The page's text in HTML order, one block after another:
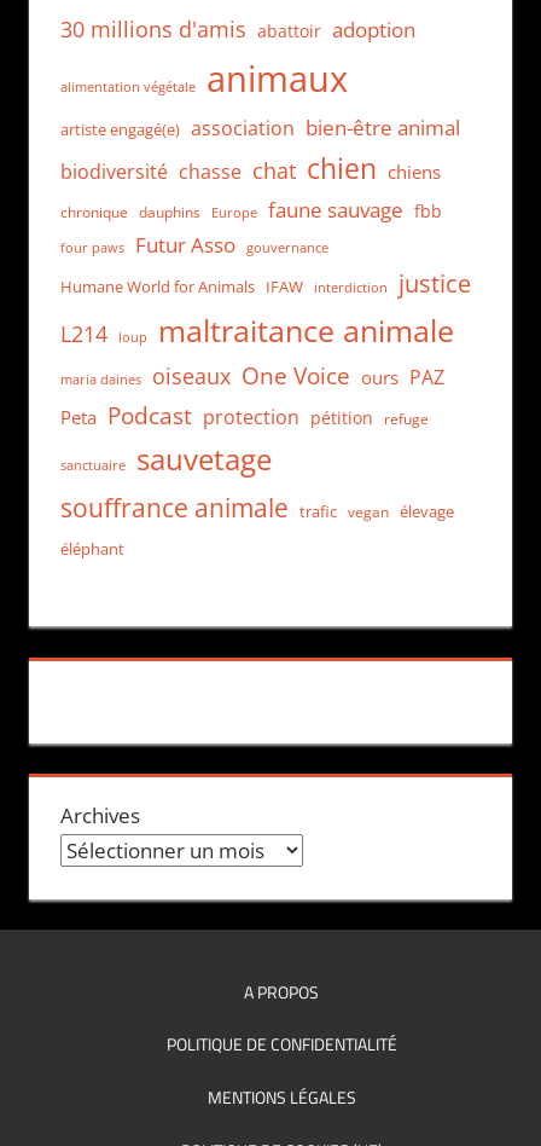
30 millions d'amis abattoir adoption
alimentation végétale animaux
artiste engagé(e) association bien-être animal
biodiversité chasse chat chien chiens
chronique dauphins Europe faune sauvage fbb
four paws Futur Asso gouvernance
Humane World for Animals IFAW interdiction justice
L214 loup maltraitance animale
maria daines oiseaux One Voice ours PAZ
Peta Podcast protection pétition refuge
sanctuaire sauvetage
souffrance animale trafic vegan
élevage
éléphant
Archives
A PROPOS
POLITIQUE DE CONFIDENTIALITÉ
MENTIONS LÉGALES